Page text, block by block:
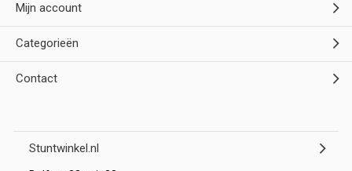
Mijn account
Categorieën
Contact
Stuntwinkel.nl